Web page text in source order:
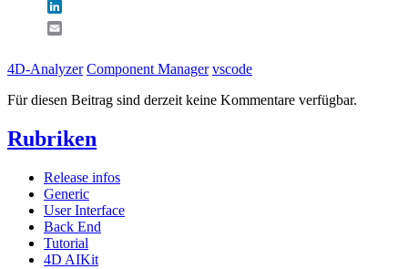
4D-Analyzer Component Manager vscode
Für diesen Beitrag sind derzeit keine Kommentare verfügbar.
Rubriken
Release infos
Generic
User Interface
Back End
Tutorial
4D AIKit